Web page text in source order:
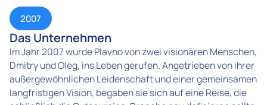
2007
Das Unternehmen
Im Jahr 2007 wurde Plavno von zwei visionären Menschen,
Dmitry und Oleg, ins Leben gerufen. Angetrieben von ihrer
außergewöhnlichen Leidenschaft und einer gemeinsamen
langfristigen Vision, begaben sie sich auf eine Reise, die